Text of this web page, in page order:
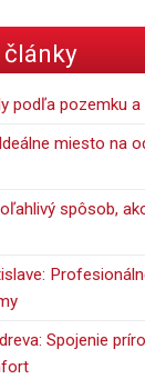
podľa pozemku
miesto na
spôsob,
Spojenie